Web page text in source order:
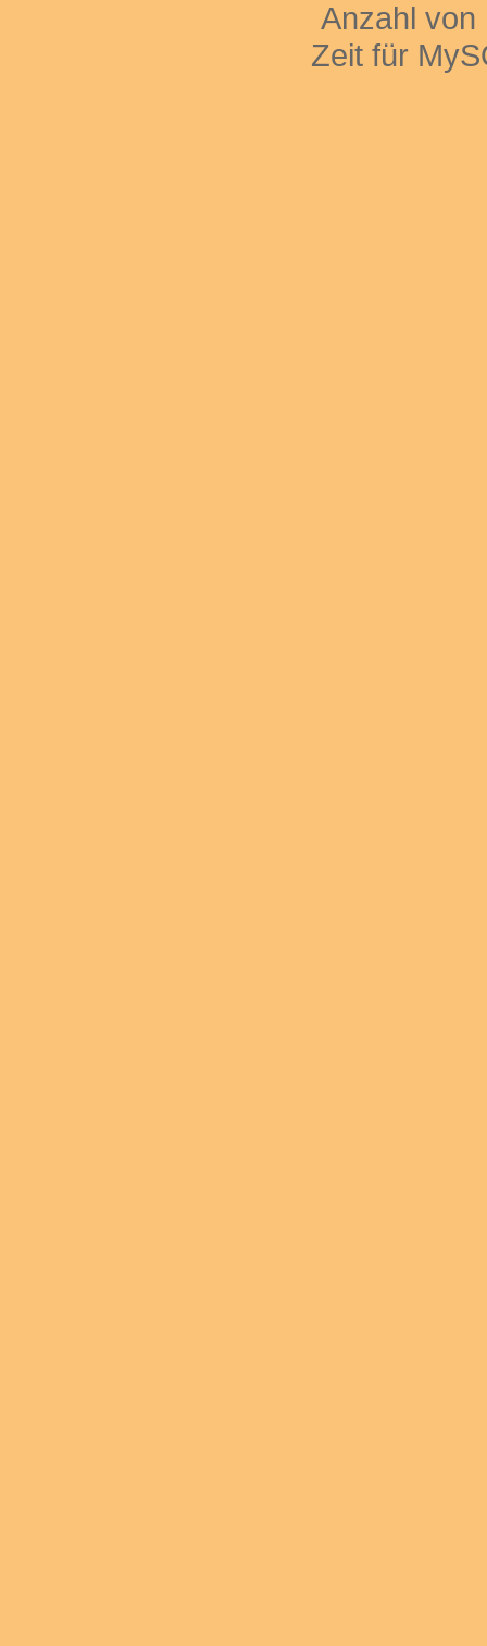
Anzahl von
Zeit für